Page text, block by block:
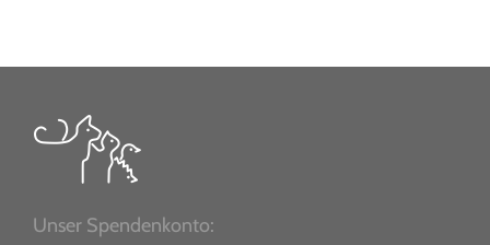
Unser Spendenkonto: